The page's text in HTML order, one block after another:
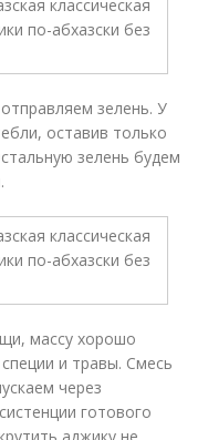
зелень. У
оставив только
зелень будем
массу хорошо
и травы. Смесь
через
готового